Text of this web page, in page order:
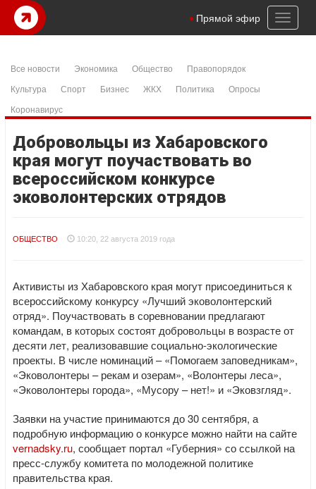
Toggle
Прямой эфир
Все новости Экономика Общество
Правопорядок
Культура
Спорт Бизнес ЖКХ Политика
Опросы
Коронавирус
Добровольцы из Хабаровского
края могут поучаствовать во
всероссийском конкурсе
эковолонтерских отрядов
ОБЩЕСТВО 10:20, 22 августа 2019 года
Активисты из Хабаровского края могут присоединиться к
всероссийскому конкурсу «Лучший эковолонтерский
отряд». Поучаствовать в соревновании предлагают
командам, в которых состоят добровольцы в возрасте от
десяти лет, реализовавшие социально-экологические
проекты. В числе номинаций – «Помогаем заповедникам»,
«Эковолонтеры – рекам и озерам», «Волонтеры леса»,
«Эковолонтеры города», «Мусору – нет!» и «Эковзгляд».
Заявки на участие принимаются до 30 сентября, а
подробную информацию о конкурсе можно найти на сайте
vernadsky.ru, сообщает портал «Губерния» со ссылкой на
пресс-службу комитета по молодежной политике
правительства края.